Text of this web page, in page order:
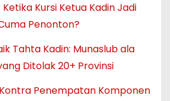
Kursi Ketua Kadin Jadi
Penonton?
Tahta Kadin: Munaslub ala
Ditolak 20+ Provinsi
Penempatan Komponen